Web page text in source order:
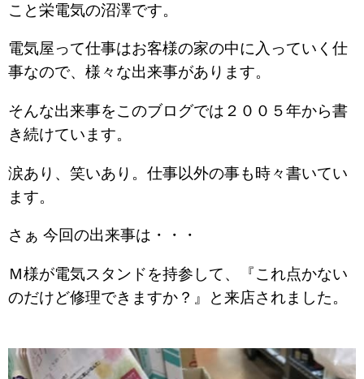
こと栄電気の沼澤です。
電気屋って仕事はお客様の家の中に入っていく仕
事なので、様々な出来事があります。
そんな出来事をこのブログでは２００５年から書
き続けています。
涙あり、笑いあり。仕事以外の事も時々書いてい
ます。
さぁ 今回の出来事は・・・
Ｍ様が電気スタンドを持参して、『これ点かない
のだけど修理できますか？』と来店されました。